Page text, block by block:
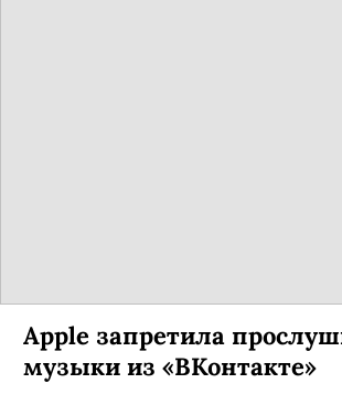
Apple запретила
музыки из «ВКонтакте»